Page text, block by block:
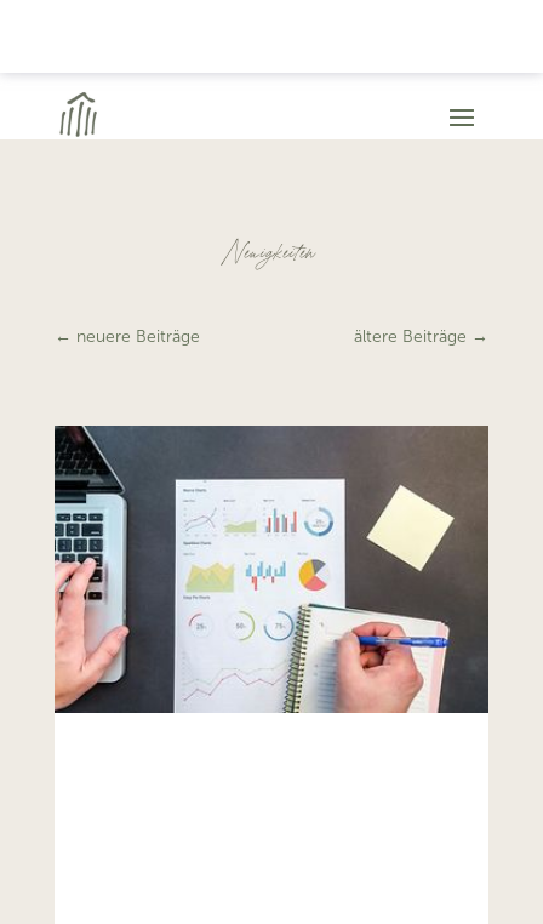
Neuigkeiten
← neuere Beiträge ältere Beiträge →